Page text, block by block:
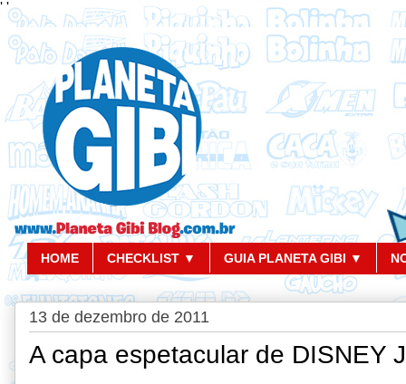
' '
HOME CHECKLIST ▼ GUIA PLANETA GIBI ▼
13 de dezembro de 2011
A capa espetacular de DISNEY